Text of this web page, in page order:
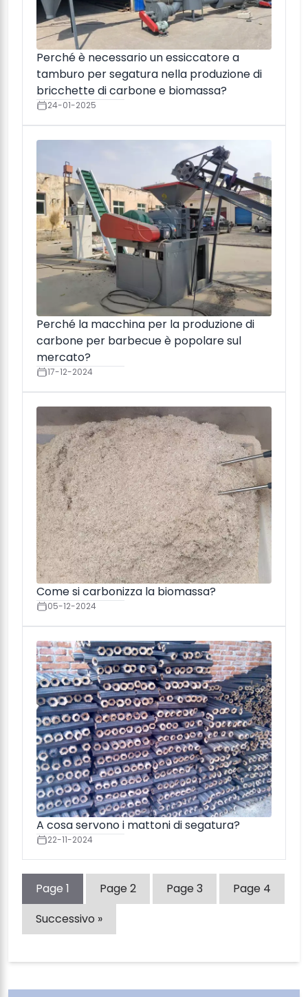
Perché è necessario un essiccatore a
tamburo per segatura nella produzione di
bricchette di carbone e biomassa?
24-01-2025
Perché la macchina per la produzione di
carbone per barbecue è popolare sul
mercato?
17-12-2024
Come si carbonizza la biomassa?
05-12-2024
A cosa servono i mattoni di segatura?
22-11-2024
Page 1 Page 2 Page 3 Page 4
Successivo »